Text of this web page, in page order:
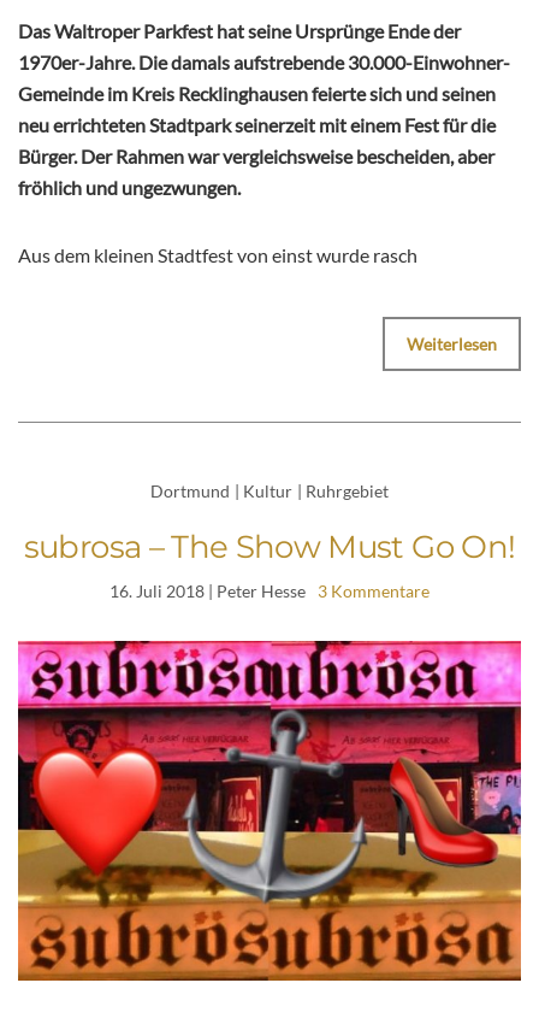
Das Waltroper Parkfest hat seine Ursprünge Ende der
1970er-Jahre. Die damals aufstrebende 30.000-Einwohner-
Gemeinde im Kreis Recklinghausen feierte sich und seinen
neu errichteten Stadtpark seinerzeit mit einem Fest für die
Bürger. Der Rahmen war vergleichsweise bescheiden, aber
fröhlich und ungezwungen.
Aus dem kleinen Stadtfest von einst wurde rasch
Weiterlesen
Dortmund | Kultur | Ruhrgebiet
subrosa – The Show Must Go On!
16. Juli 2018 | Peter Hesse 3 Kommentare